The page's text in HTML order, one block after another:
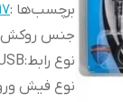
برچسب‌ها :
جنس روکش
نوع رابط:
نوع فیش